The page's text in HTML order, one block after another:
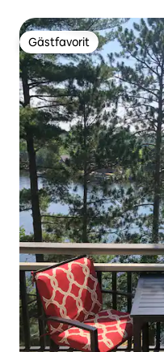
Gästfavorit
Gästfavorit